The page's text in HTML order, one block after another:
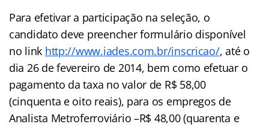
Para efetivar a participação na seleção, o
candidato deve preencher formulário disponível
no link http://www.iades.com.br/inscricao/, até o
dia 26 de fevereiro de 2014, bem como efetuar o
pagamento da taxa no valor de R$ 58,00
(cinquenta e oito reais), para os empregos de
Analista Metroferroviário –R$ 48,00 (quarenta e